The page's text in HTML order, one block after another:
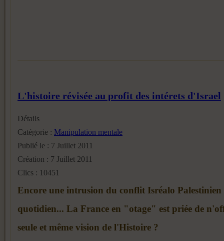
L'histoire révisée au profit des intérets d'Israel
Détails
Catégorie : Manipulation mentale
Publié le : 7 Juillet 2011
Création : 7 Juillet 2011
Clics : 10451
Encore une intrusion du conflit Isréalo Palestinien
quotidien... La France en "otage" est priée de
seule et même vision de l'Histoire ?